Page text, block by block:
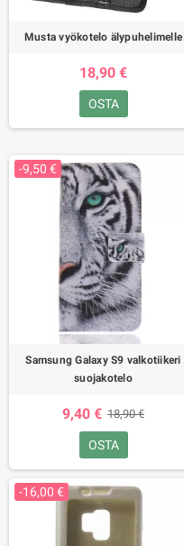
Musta vyökotelo älypuhelimelle
18,90 €
OSTA
-9,50 €
Samsung Galaxy S9 valkotiikeri
suojakotelo
9,40 € 18,90 €
OSTA
-16,00 €